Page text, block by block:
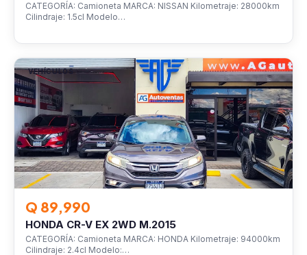
CATEGORÍA: Camioneta MARCA: NISSAN Kilometraje: 28000km
Cilindraje: 1.5cl Modelo…
VEHÍCULOS
Q 89,990
HONDA CR-V EX 2WD M.2015
CATEGORÍA: Camioneta MARCA: HONDA Kilometraje: 94000km
Cilindraje: 2.4cl Modelo:…